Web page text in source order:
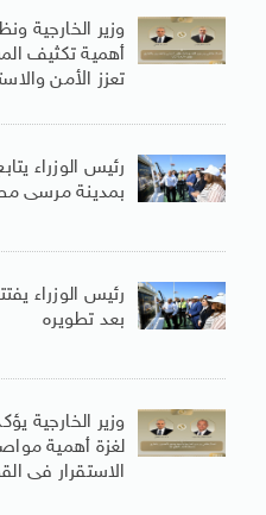
وزير الخارجية
أهمية تكثيف
تعزز الأمن
رئيس الوزراء
بمدينة مرسى
رئيس الوزراء
بعد تطويره
وزير الخارجية
لغزة أهمية
الاستقرار فى